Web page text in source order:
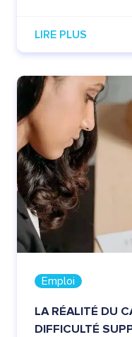
LIRE PLUS
Emploi
LA RÉALITÉ DU
DIFFICULTÉ